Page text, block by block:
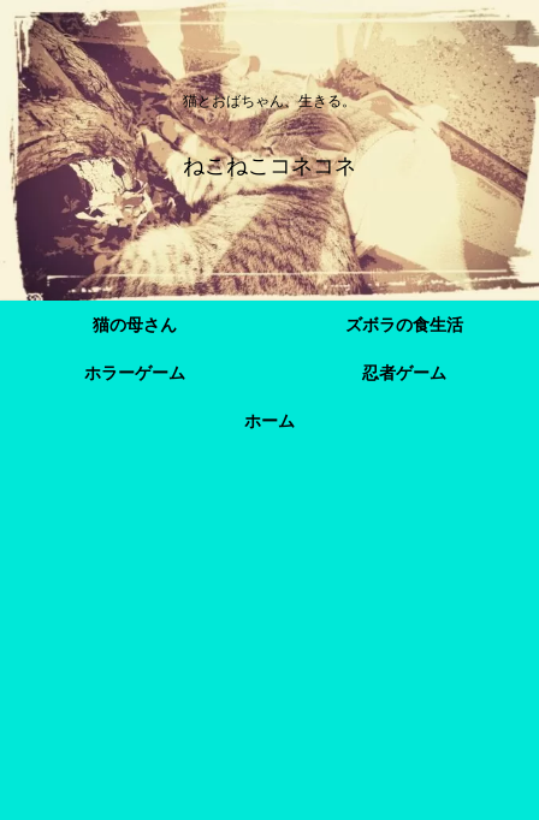
猫とおばちゃん、生きる。
ねこねこコネコネ
猫の母さん ズボラの食生活
ホラーゲーム 忍者ゲーム
ホーム